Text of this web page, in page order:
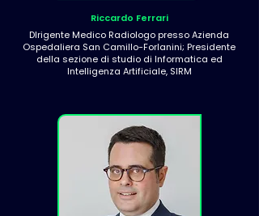
Riccardo Ferrari
DIrigente Medico Radiologo presso Azienda
Ospedaliera San Camillo-Forlanini; Presidente
della sezione di studio di Informatica ed
Intelligenza Artificiale, SIRM